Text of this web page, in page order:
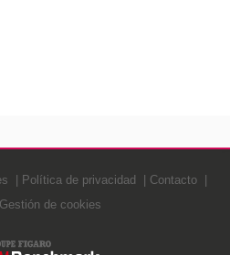
Política de privacidad
Contacto
Gestión de cookies